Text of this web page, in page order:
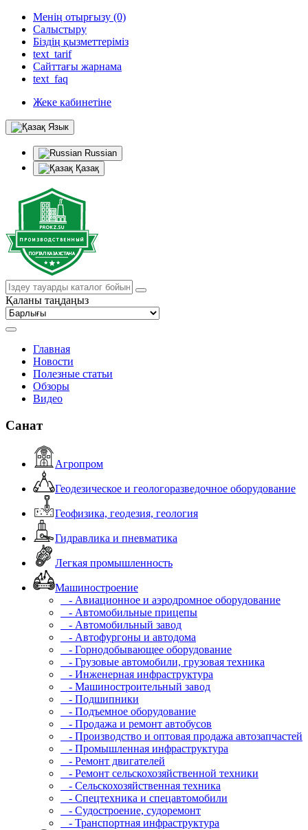
Менің отырғызу (0)
Салыстыру
Біздің қызметтеріміз
text_tarif
Сайттағы жарнама
text_faq
Жеке кабинетіне
Язык
Russian
Қазақ
Қаланы таңдаңыз
Главная
Новости
Полезные статьи
Обзоры
Видео
Санат
Агропром
Геодезическое и геологоразведочное оборудование
Геофизика, геодезия, геология
Гидравлика и пневматика
Легкая промышленность
Машиностроение
- Авиационное и аэродромное оборудование
- Автомобильные прицепы
- Автомобильный завод
- Автофургоны и автодома
- Горнодобывающее оборудование
- Грузовые автомобили, грузовая техника
- Инженерная инфраструктура
- Машиностроительный завод
- Подшипники
- Подъемное оборудование
- Продажа и ремонт автобусов
- Производство и оптовая продажа автозапчастей
- Промышленная инфраструктура
- Ремонт двигателей
- Ремонт сельскохозяйственной техники
- Сельскохозяйственная техника
- Спецтехника и спецавтомобили
- Судостроение, судоремонт
- Транспортная инфраструктура